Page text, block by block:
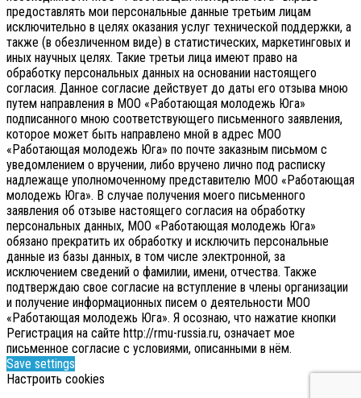
предоставлять мои персональные данные третьим лицам
исключительно в целях оказания услуг технической поддержки, а
также (в обезличенном виде) в статистических, маркетинговых и
иных научных целях. Такие третьи лица имеют право на
обработку персональных данных на основании настоящего
согласия. Данное согласие действует до даты его отзыва мною
путем направления в МОО «Работающая молодежь Юга»
подписанного мною соответствующего письменного заявления,
которое может быть направлено мной в адрес МОО
«Работающая молодежь Юга» по почте заказным письмом с
уведомлением о вручении, либо вручено лично под расписку
надлежаще уполномоченному представителю МОО «Работающая
молодежь Юга». В случае получения моего письменного
заявления об отзыве настоящего согласия на обработку
персональных данных, МОО «Работающая молодежь Юга»
обязано прекратить их обработку и исключить персональные
данные из базы данных, в том числе электронной, за
исключением сведений о фамилии, имени, отчества. Также
подтверждаю свое согласие на вступление в члены организации
и получение информационных писем о деятельности МОО
«Работающая молодежь Юга». Я осознаю, что нажатие кнопки
Регистрация на сайте http://rmu-russia.ru, означает мое
письменное согласие с условиями, описанными в нём.
Save settings
Настроить cookies